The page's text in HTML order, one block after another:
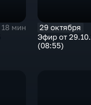
18 мин
29 октября
Эфир от
(08:55)